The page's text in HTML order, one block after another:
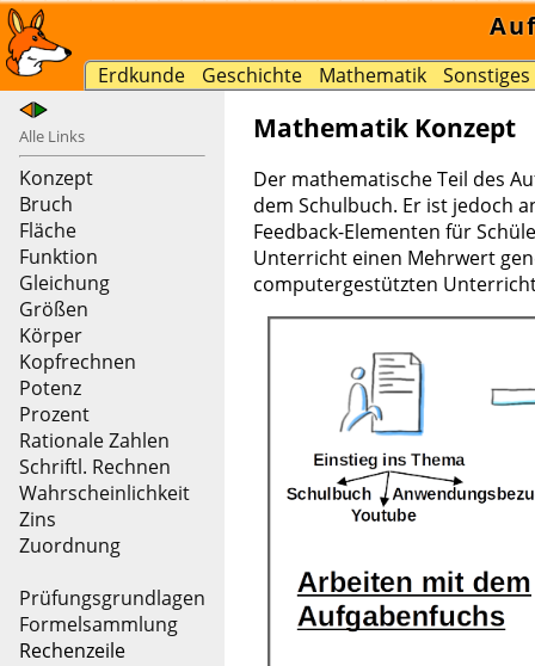
Erdkunde Geschichte Mathematik Sonstiges
Alle Links
Konzept
Bruch
Fläche
Funktion
Gleichung
Größen
Körper
Kopfrechnen
Potenz
Prozent
Rationale Zahlen
Schriftl. Rechnen
Wahrscheinlichkeit
Zins
Zuordnung
Prüfungsgrundlagen
Formelsammlung
Rechenzeile
Mathematik Konzept
Der mathematische Teil des
dem Schulbuch. Er ist jedoch
Feedback-Elementen für
Unterricht einen Mehrwert
computergestützten